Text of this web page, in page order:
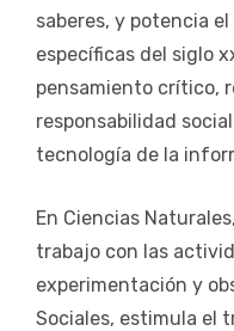
saberes, y potencia
específicas del siglo
pensamiento crítico,
responsabilidad
tecnología de la
En Ciencias
trabajo con las
experimentación y
Sociales, estimula el